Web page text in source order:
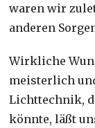
waren wir
anderen
Wirkliche
meisterlich
Lichttechnik,
könnte, läßt